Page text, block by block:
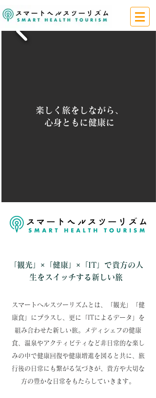
楽しく旅をしながら、
心身ともに健康に
「観光」×「健康」×「IT」で貴方の人
生をスイッチする新しい旅
スマートヘルスツーリズムとは、「観光」「健
康食」にプラスし、更に「ITによるデータ」を
組み合わせた新しい旅。メディシェフの健康
食、温泉やアクティビティなど非日常的な楽し
みの中で健康回復や健康増進を図ると共に、旅
行後の日常にも繋がる気づきが、貴方や大切な
方の豊かな日常をもたらしていきます。